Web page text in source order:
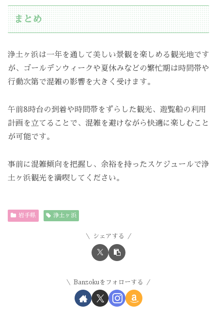
まとめ
浄土ヶ浜は一年を通して美しい景観を楽しめる観光地です
が、ゴールデンウィークや夏休みなどの繁忙期は時間帯や
行動次第で混雑の影響を大きく受けます。
午前8時台の到着や時間帯をずらした観光、遊覧船の利用
計画を立てることで、混雑を避けながら快適に楽しむこと
が可能です。
事前に混雑傾向を把握し、余裕を持ったスケジュールで浄
土ヶ浜観光を満喫してください。
岩手県 浄土ヶ浜
シェアする
Banzokuをフォローする